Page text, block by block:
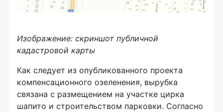
Изображение: скриншот публичной
кадастровой карты
Как следует из опубликованного проекта
компенсационного озеленения, вырубка
связана с размещением на участке цирка
шапито и строительством парковки. Согласно